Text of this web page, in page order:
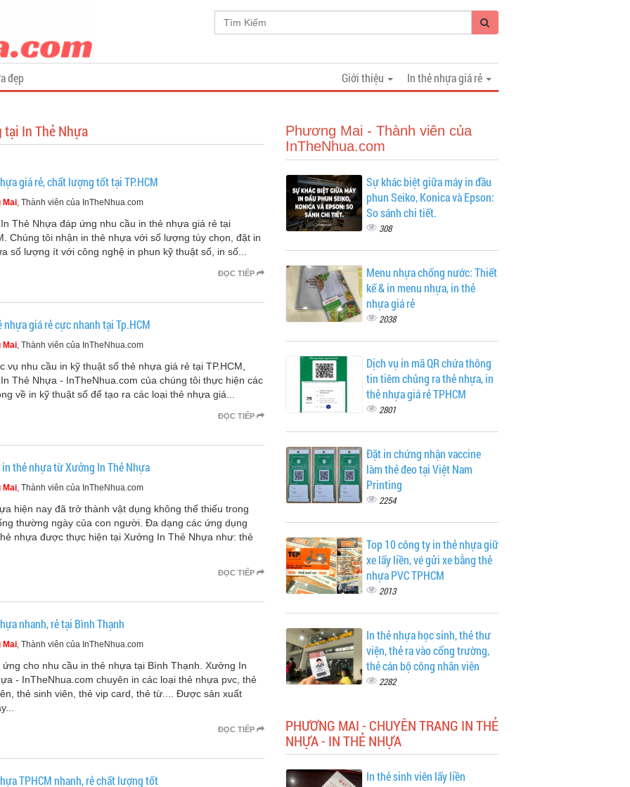
In thẻ nhựa giá rẻ
đẹp
Giới thiệu
In Thẻ Nhựa
giá rẻ, chất lượng tốt tại TP.HCM
Mai, Thành viên của InTheNhua.com
Thẻ Nhựa đáp ứng nhu cầu in thẻ nhựa giá rẻ tại
Chúng tôi nhận in thẻ nhựa với số lượng tùy chọn, đặt in
số lượng ít với công nghệ in phun kỹ thuật số, in số...
ĐỌC TIẾP
nhựa giá rẻ cực nhanh tại Tp.HCM
Mai, Thành viên của InTheNhua.com
vụ nhu cầu in kỹ thuật số thẻ nhựa giá rẻ tại TP.HCM,
Thẻ Nhựa - InTheNhua.com của chúng tôi thực hiện các
về in kỹ thuật số để tạo ra các loại thẻ nhựa giá...
ĐỌC TIẾP
in thẻ nhựa từ Xưởng In Thẻ Nhựa
Mai, Thành viên của InTheNhua.com
hiện nay đã trở thành vật dụng không thể thiếu trong
thường ngày của con người. Đa dạng các ứng dụng
nhựa được thực hiện tại Xưởng In Thẻ Nhựa như: thẻ
ĐỌC TIẾP
nhanh, rẻ tại Bình Thạnh
Mai, Thành viên của InTheNhua.com
cho nhu cầu in thẻ nhựa tại Bình Thạnh. Xưởng In
- InTheNhua.com chuyên in các loại thẻ nhựa pvc, thẻ
thẻ sinh viên, thẻ vip card, thẻ từ.... Được sản xuất
ĐỌC TIẾP
TPHCM nhanh, rẻ chất lượng tốt
Phương Mai - Thành viên của
InTheNhua.com
Sự khác biệt giữa máy in đầu
phun Seiko, Konica và Epson:
So sánh chi tiết.
308
Menu nhựa chống nước: Thiết
kế & in menu nhựa, in thẻ
nhựa giá rẻ
2038
Dịch vụ in mã QR chứa thông
tin tiêm chủng ra thẻ nhựa, in
thẻ nhựa giá rẻ TPHCM
2801
Đặt in chứng nhận vaccine
làm thẻ đeo tại Việt Nam
Printing
2254
Top 10 công ty in thẻ nhựa giữ
xe lấy liền, vé gửi xe bằng thẻ
nhựa PVC TPHCM
2013
In thẻ nhựa học sinh, thẻ thư
viện, thẻ ra vào cổng trường,
thẻ cán bộ công nhân viên
2282
PHƯƠNG MAI - CHUYÊN TRANG IN THẺ
NHỰA - IN THẺ NHỰA
In thẻ sinh viên lấy liền